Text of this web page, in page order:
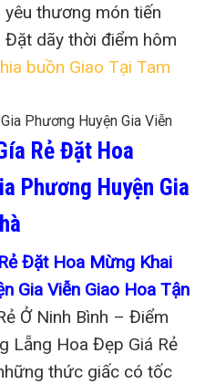
thương món tiến
dãy thời điểm hôm
buồn Giao Tại Tam
Rẻ Đặt Hoa
Phương Huyện Gia
Đặt Hoa Mừng Khai
Gia Viễn Giao Hoa Tận
Ở Ninh Bình – Điểm
Lẵng Hoa Đẹp Giá Rẻ
thức giấc có tốc